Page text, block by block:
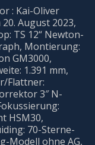
: Kai-Oliver
August 2023,
TS 12“ Newton-
Montierung:
GM3000,
1.391 mm,
Flattner:
3″ N-
HSM30,
70-Sterne-
Modell ohne AG,